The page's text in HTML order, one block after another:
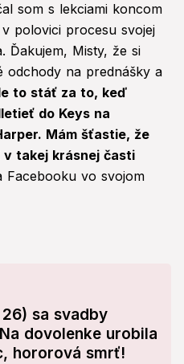
som s lekciami koncom
polovici procesu svojej
Ďakujem, Misty, že si
odchody na prednášky a
to stáť za to, keď
do Keys na
Mám šťastie, že
takej krásnej časti
Facebooku vo svojom
sa svadby
dovolenke urobila
hororová smrť!